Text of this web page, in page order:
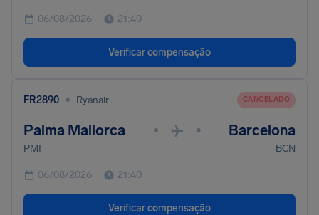
06/08/2026 21:40
Verificar compensação
FR2890 • Ryanair CANCELADO
Palma Mallorca • • Barcelona
PMI BCN
06/08/2026 21:40
Verificar compensação